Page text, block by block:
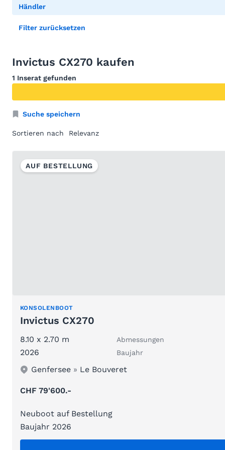
Händler
Filter zurücksetzen
Invictus CX270 kaufen
1 Inserat gefunden
Suche speichern
Sortieren nach
AUF BESTELLUNG
KONSOLENBOOT
Invictus CX270
8.10 x 2.70 m Abmessungen
2026 Baujahr
Genfersee » Le Bouveret
CHF 79'600.-
Neuboot auf Bestellung
Baujahr 2026